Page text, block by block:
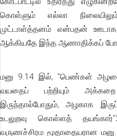
கொள்ளும் எல்லா
முட்டாள்த்தனம் என்பதன்
ஆக்கியதே இந்த ஆணாதிக்கப்
மனு 9.14 இல், ''பெண்கள்
வயதைப் பற்றியும்
இருந்தால்போதும், அழகாக
உடலுறவு கொள்ளத்
வருணச்சிரம மூதாதையரான